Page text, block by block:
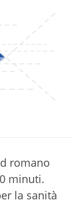
romano
minuti.
la sanità